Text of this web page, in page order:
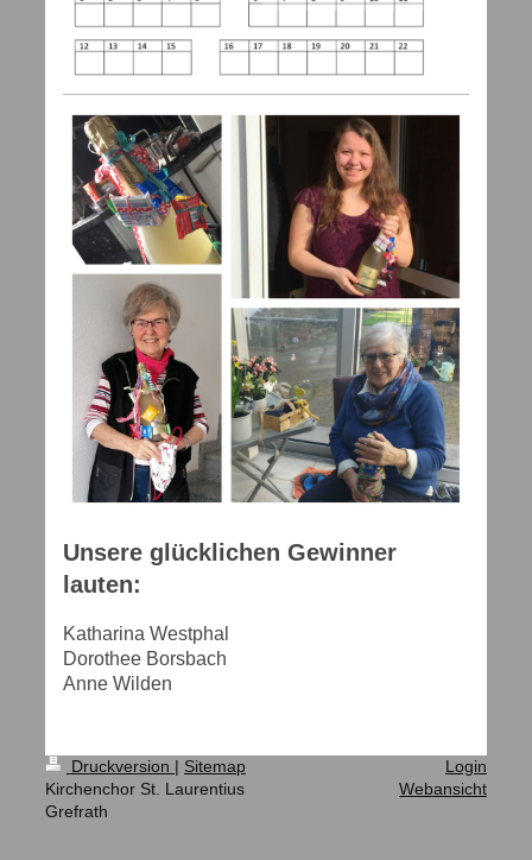
Unsere glücklichen Gewinner
lauten:
Katharina Westphal
Dorothee Borsbach
Anne Wilden
Druckversion | Sitemap
Kirchenchor St. Laurentius
Grefrath
Login
Webansicht